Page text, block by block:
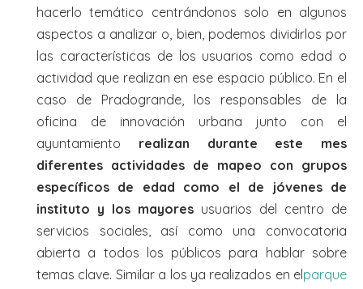
hacerlo temático centrándonos solo en algunos
aspectos a analizar o, bien, podemos dividirlos por
las características de los usuarios como edad o
actividad que realizan en ese espacio público. En el
caso de Pradogrande, los responsables de la
oficina de innovación urbana junto con el
ayuntamiento realizan durante este mes
diferentes actividades de mapeo con grupos
específicos de edad como el de jóvenes de
instituto y los mayores usuarios del centro de
servicios sociales, así como una convocatoria
abierta a todos los públicos para hablar sobre
temas clave. Similar a los ya realizados en elparque